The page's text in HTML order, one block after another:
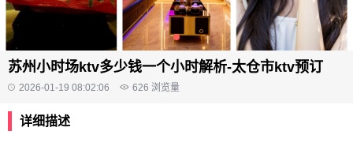
苏州小时场ktv多少钱一个小时解析-太仓市ktv预订
2026-01-19 08:02:06 626 浏览量
详细描述